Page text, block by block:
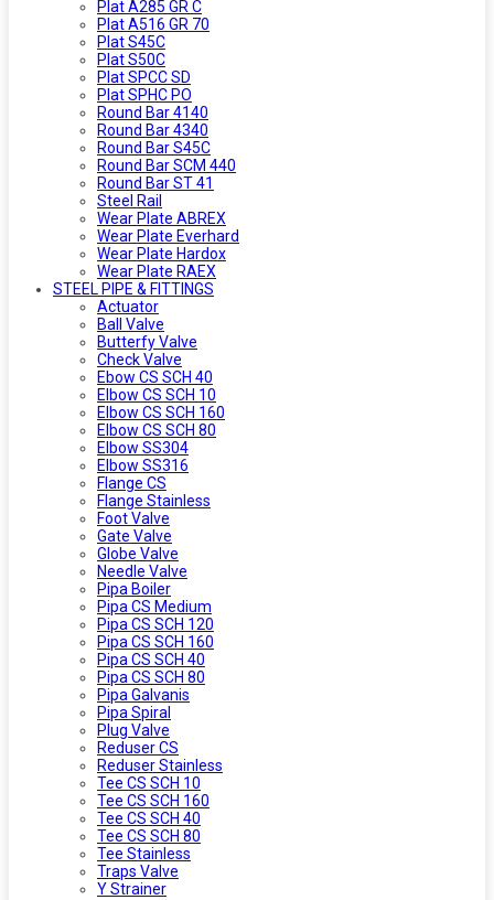
Plat A285 GR C
Plat A516 GR 70
Plat S45C
Plat S50C
Plat SPCC SD
Plat SPHC PO
Round Bar 4140
Round Bar 4340
Round Bar S45C
Round Bar SCM 440
Round Bar ST 41
Steel Rail
Wear Plate ABREX
Wear Plate Everhard
Wear Plate Hardox
Wear Plate RAEX
STEEL PIPE & FITTINGS
Actuator
Ball Valve
Butterfy Valve
Check Valve
Ebow CS SCH 40
Elbow CS SCH 10
Elbow CS SCH 160
Elbow CS SCH 80
Elbow SS304
Elbow SS316
Flange CS
Flange Stainless
Foot Valve
Gate Valve
Globe Valve
Needle Valve
Pipa Boiler
Pipa CS Medium
Pipa CS SCH 120
Pipa CS SCH 160
Pipa CS SCH 40
Pipa CS SCH 80
Pipa Galvanis
Pipa Spiral
Plug Valve
Reduser CS
Reduser Stainless
Tee CS SCH 10
Tee CS SCH 160
Tee CS SCH 40
Tee CS SCH 80
Tee Stainless
Traps Valve
Y Strainer